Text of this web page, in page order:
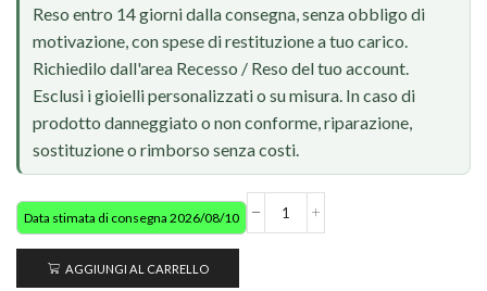
Reso entro 14 giorni dalla consegna, senza obbligo di
motivazione, con spese di restituzione a tuo carico.
Richiedilo dall'area Recesso / Reso del tuo account.
Esclusi i gioielli personalizzati o su misura. In caso di
prodotto danneggiato o non conforme, riparazione,
sostituzione o rimborso senza costi.
Data stimata di consegna 2026/08/10
AGGIUNGI AL CARRELLO